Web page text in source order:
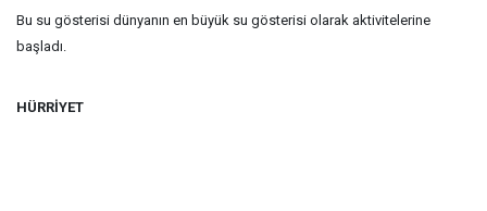
Bu su gösterisi dünyanın en büyük su gösterisi olarak aktivitelerine
başladı.
HÜRRİYET